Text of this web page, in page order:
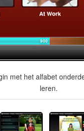
met het alfabet
leren.